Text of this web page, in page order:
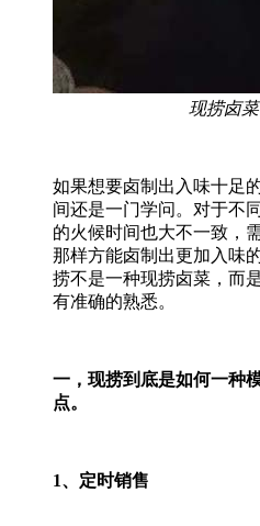
现捞卤
如果想要卤制出入味十足
间还是一门学问。对于不
的火候时间也大不一致，
那样方能卤制出更加入味
捞不是一种现捞卤菜，而
有准确的熟悉。
一，现捞到底是如何一种
点。
1、定时销售